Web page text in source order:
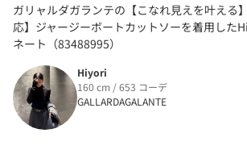
ガリャルダガランテの【こなれ見えを叶える
応】ジャージーボートカットソーを着用した
ネート（83488995）
Hiyori
160 cm / 653 コーデ
GALLARDAGALANTE